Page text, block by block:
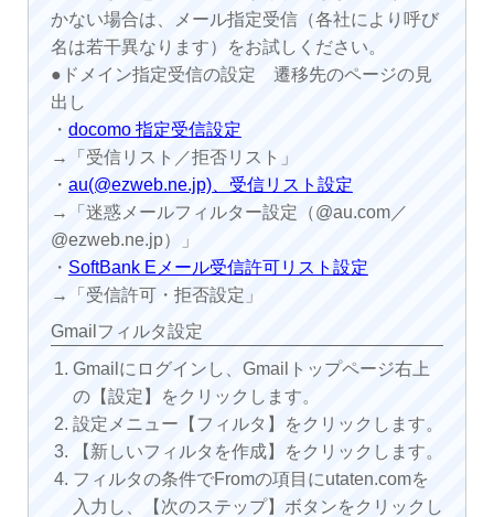
かない場合は、メール指定受信（各社により呼び
名は若干異なります）をお試しください。
●ドメイン指定受信の設定 遷移先のページの見
出し
・ docomo 指定受信設定
→「受信リスト／拒否リスト」
・ au(@ezweb.ne.jp)、受信リスト設定
→「迷惑メールフィルター設定（@au.com／
@ezweb.ne.jp）」
・ SoftBank Eメール受信許可リスト設定
→「受信許可・拒否設定」
Gmailフィルタ設定
Gmailにログインし、Gmailトップページ右上
の【設定】をクリックします。
設定メニュー【フィルタ】をクリックします。
【新しいフィルタを作成】をクリックします。
フィルタの条件でFromの項目にutaten.comを
入力し、【次のステップ】ボタンをクリックし